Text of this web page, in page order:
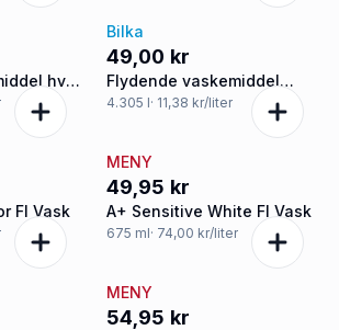
hvid
Bilka
49,00 kr
Flydende vaskemiddel
kulørt vask
4.305 l· 11,38 kr/liter
Fl Vask
MENY
49,95 kr
A+ Sensitive White Fl Vask
675 ml· 74,00 kr/liter
MENY
54,95 kr